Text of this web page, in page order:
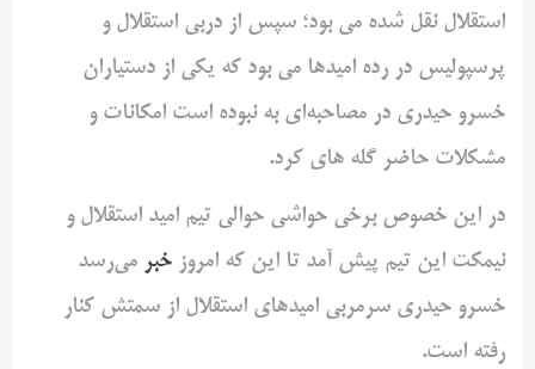
استقلال نقل شده می بود؛ سپس از دربی استقلال و
پرسپولیس در رده‌ امیدها می بود که یکی از دستیاران
خسرو حیدری در مصاحبه‌ای به نبوده است امکانات و
مشکلات حاضر گله های کرد.
در این خصوص برخی حواشی حوالی تیم امید استقلال و
نیمکت این تیم پیش آمد تا این که امروز خبر می‌رسد
خسرو حیدری سرمربی امیدهای استقلال از سمتش کنار
رفته است.